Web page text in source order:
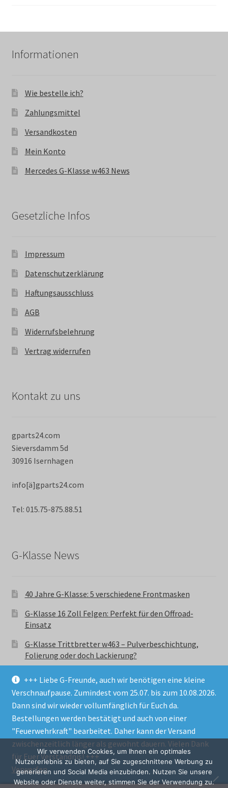
+++ Liebe G-Freunde, auch wir benötigen eine kleine
Verschnaufpause. Zumindest vom 25.07. bis zum 10.08.2026.
Dann sind wir wieder vollumfänglich für Euch da.
Bestellungen werden bestätigt und auch von einer
"Feuerwehrkraft" bearbeitet. Daher kann der Versand
zwischenzeitlich länger als gewohnt dauern. Vielen Dank
für Euer Verständnis! +++
Verwerfen
Informationen
Wie bestelle ich?
Zahlungsmittel
Versandkosten
Mein Konto
Mercedes G-Klasse w463 News
Gesetzliche Infos
Impressum
Datenschutzerklärung
Haftungsausschluss
AGB
Widerrufsbelehrung
Vertrag widerrufen
Kontakt zu uns
gparts24.com
Sieversdamm 5d
30916 Isernhagen
info[ä]gparts24.com
Tel: 015.75-875.88.51
G-Klasse News
40 Jahre G-Klasse: 5 verschiedene Frontmasken
G-Klasse 16 Zoll Felgen: Perfekt für den Offroad-
Einsatz
G-Klasse Trittbretter w463 – Pulverbeschichtung,
Folierung oder doch Lackierung?
© GParts24 - G-Klasse w463 Trittbretter, Felgen,
Ersatzteile & Zubebehör.
Datenschutzerklärung
Alle Preise inkl. der gesetzlichen MwSt.
Wir verwenden Cookies, um Ihnen ein optimales
Nutzererlebnis zu bieten, auf Sie zugeschnittene Werbung zu
generieren und Social Media einzubinden. Nutzen Sie unsere
Website oder Dienste weiter, stimmen Sie der Verwendung zu.